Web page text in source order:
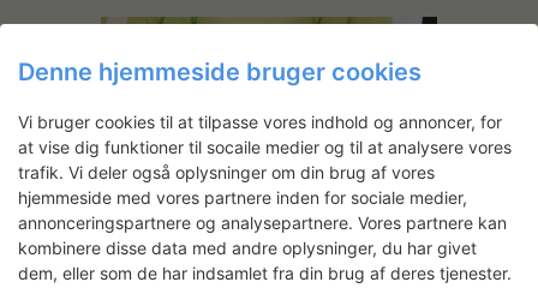
Malene Nors Tardrup: Terra
Mare
Denne hjemmeside bruger cookies
Vi bruger cookies til at tilpasse vores indhold og annoncer, for
at vise dig funktioner til socaile medier og til at analysere vores
trafik. Vi deler også oplysninger om din brug af vores
hjemmeside med vores partnere inden for sociale medier,
annonceringspartnere og analysepartnere. Vores partnere kan
kombinere disse data med andre oplysninger, du har givet
dem, eller som de har indsamlet fra din brug af deres tjenester.